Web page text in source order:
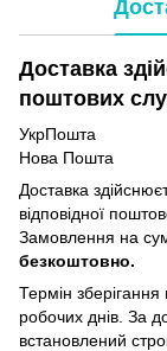
Доставка
поштових
УкрПошта
Нова Пошта
Доставка
відповідної
Замовлення на
безкоштовно.
Термін
робочих днів. За
встановлений